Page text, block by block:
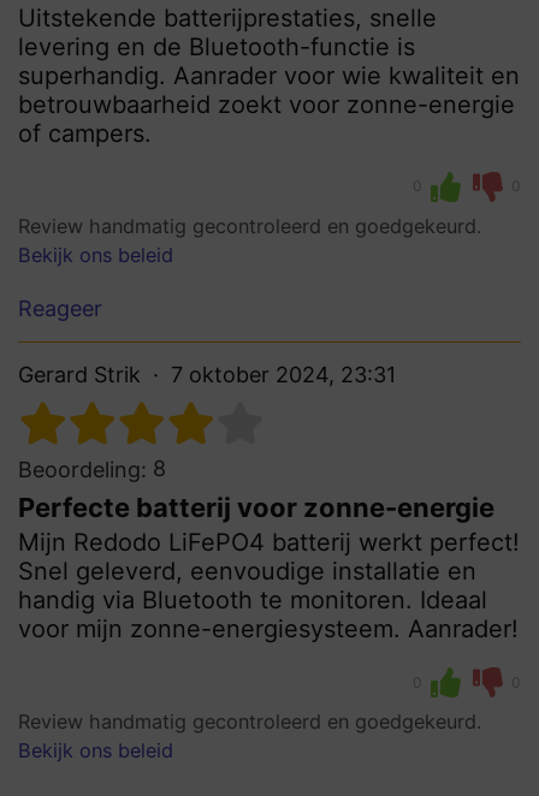
Uitstekende batterijprestaties, snelle
levering en de Bluetooth-functie is
superhandig. Aanrader voor wie kwaliteit en
betrouwbaarheid zoekt voor zonne-energie
of campers.
0 0
Review handmatig gecontroleerd en goedgekeurd.
Bekijk ons beleid
Reageer
Gerard Strik 7 oktober 2024, 23:31
Beoordeling: 8
Perfecte batterij voor zonne-energie
Mijn Redodo LiFePO4 batterij werkt perfect!
Snel geleverd, eenvoudige installatie en
handig via Bluetooth te monitoren. Ideaal
voor mijn zonne-energiesysteem. Aanrader!
0 0
Review handmatig gecontroleerd en goedgekeurd.
Bekijk ons beleid